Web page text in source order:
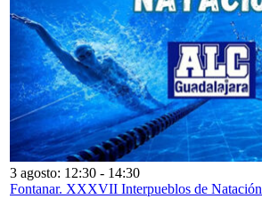
3 agosto: 12:30 - 14:30
Fontanar. XXXVII Interpueblos de Natación